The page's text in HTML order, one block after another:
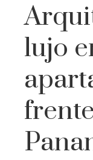
lujo